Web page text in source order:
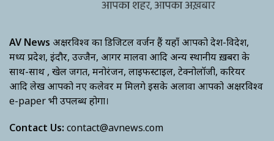
AV News अक्षरविश्व का डिजिटल वर्जन हैं यहाँ आपको देश-विदेश,
मध्य प्रदेश, इंदौर, उज्जैन, आगर मालवा आदि अन्य स्थानीय ख़बरों के
साथ-साथ , खेल जगत, मनोरंजन, लाइफस्टाइल, टेक्नोलॉजी, करियर
आदि लेख आपको नए कलेवर में मिलेंगे इसके अलावा आपको अक्षरविश्व
e-paper भी उपलब्ध होगा।
Contact Us: contact@avnews.com